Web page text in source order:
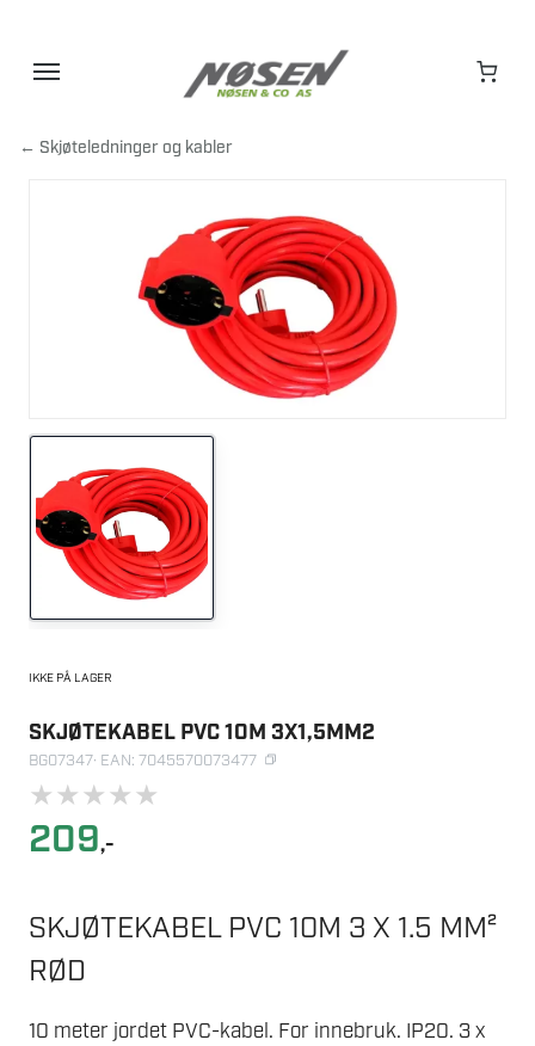
← Skjøteledninger og kabler
IKKE PÅ LAGER
SKJØTEKABEL PVC 10M 3X1,5MM2
BG07347· EAN: 7045570073477
★★★★★
209,-
SKJØTEKABEL PVC 10M 3 X 1.5 MM²
RØD
10 meter jordet PVC-kabel. For innebruk. IP20. 3 x